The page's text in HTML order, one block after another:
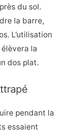
du sol.
la barre,
L’utilisation
la
dos plat.
pendant la
essaient